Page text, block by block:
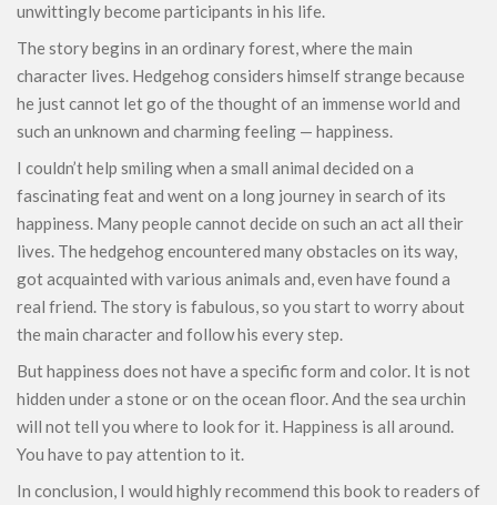
unwittingly become participants in his life.
The story begins in an ordinary forest, where the main
character lives. Hedgehog considers himself strange because
he just cannot let go of the thought of an immense world and
such an unknown and charming feeling — happiness.
I couldn’t help smiling when a small animal decided on a
fascinating feat and went on a long journey in search of its
happiness. Many people cannot decide on such an act all their
lives. The hedgehog encountered many obstacles on its way,
got acquainted with various animals and, even have found a
real friend. The story is fabulous, so you start to worry about
the main character and follow his every step.
But happiness does not have a specific form and color. It is not
hidden under a stone or on the ocean floor. And the sea urchin
will not tell you where to look for it. Happiness is all around.
You have to pay attention to it.
In conclusion, I would highly recommend this book to readers of